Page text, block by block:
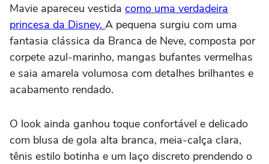
Mavie apareceu vestida como uma verdadeira
princesa da Disney. A pequena surgiu com uma
fantasia clássica da Branca de Neve, composta por
corpete azul-marinho, mangas bufantes vermelhas
e saia amarela volumosa com detalhes brilhantes e
acabamento rendado.
O look ainda ganhou toque confortável e delicado
com blusa de gola alta branca, meia-calça clara,
tênis estilo botinha e um laço discreto prendendo o